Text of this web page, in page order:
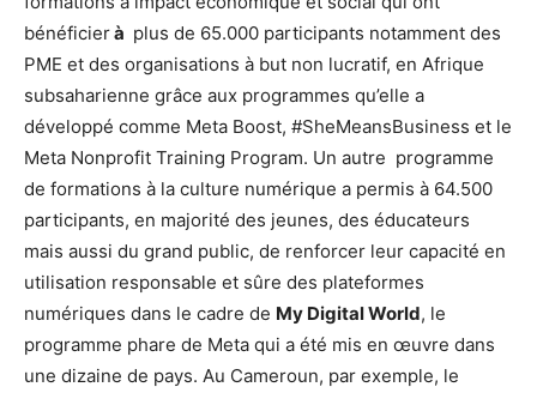
bénéficierà plus de 65.000 participants notamment des
PME et des organisations à but non lucratif, en Afrique
subsaharienne grâce aux programmes qu’elle a
développé comme Meta Boost, #SheMeansBusiness et le
Meta Nonprofit Training Program. Un autre programme
de formations à la culture numérique a permis à 64.500
participants, en majorité des jeunes, des éducateurs
mais aussi du grand public, de renforcer leur capacité en
utilisation responsable et sûre des plateformes
numériques dans le cadre de My Digital World, le
programme phare de Meta qui a été mis en œuvre dans
une dizaine de pays. Au Cameroun, par exemple, le